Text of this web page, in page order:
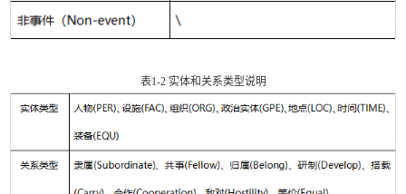
表1-2 实体和关系类型说明